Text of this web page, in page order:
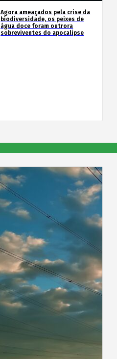
Agora ameaçados pela crise da
biodiversidade, os peixes de
água doce foram outrora
sobreviventes do apocalipse